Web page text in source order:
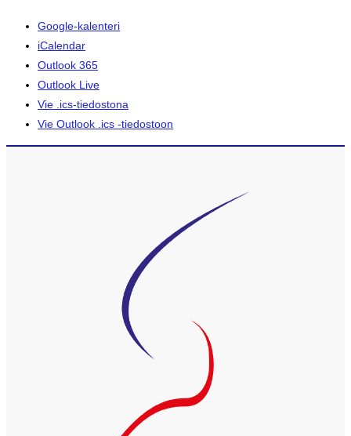
Google-kalenteri
iCalendar
Outlook 365
Outlook Live
Vie .ics-tiedostona
Vie Outlook .ics -tiedostoon